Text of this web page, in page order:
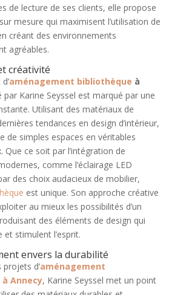
de lecture de ses clients, elle propose
mesure qui maximisent l’utilisation de
créant des environnements
agréables.
créativité
aménagement bibliothèque à
Karine Seyssel est marqué par une
Utilisant des matériaux de
tendances en design d’intérieur,
de simples espaces en véritables
Que ce soit par l’intégration de
comme l’éclairage LED
des choix audacieux de mobilier,
est unique. Son approche créative
au mieux les possibilités d’un
des éléments de design qui
et stimulent l’esprit.
envers la durabilité
d’aménagement
Annecy, Karine Seyssel met un point